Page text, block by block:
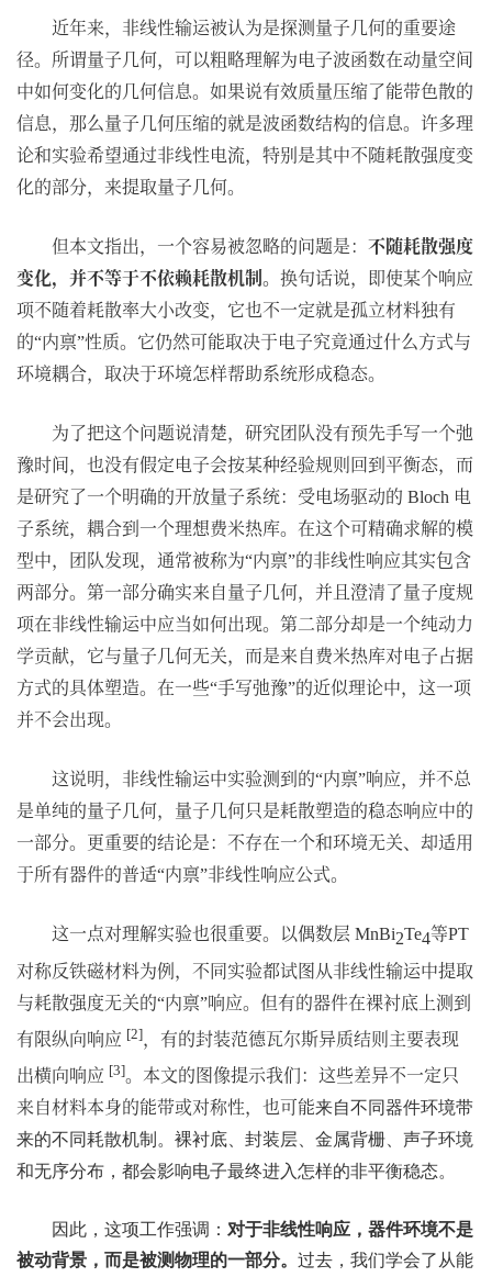
近年来，非线性输运被认为是探测量子几何的重要途
径。所谓量子几何，可以粗略理解为电子波函数在动量空间
中如何变化的几何信息。如果说有效质量压缩了能带色散的
信息，那么量子几何压缩的就是波函数结构的信息。许多理
论和实验希望通过非线性电流，特别是其中不随耗散强度变
化的部分，来提取量子几何。
但本文指出，一个容易被忽略的问题是： 不随耗散强度
变化，并不等于不依赖耗散机制。 换句话说，即使某个响应
项不随着耗散率大小改变，它也不一定就是孤立材料独有
的“内禀”性质。它仍然可能取决于电子究竟通过什么方式与
环境耦合，取决于环境怎样帮助系统形成稳态。
为了把这个问题说清楚，研究团队没有预先手写一个弛
豫时间，也没有假定电子会按某种经验规则回到平衡态，而
是研究了一个明确的开放量子系统：受电场驱动的 Bloch 电
子系统，耦合到一个理想费米热库。在这个可精确求解的模
型中，团队发现，通常被称为“内禀”的非线性响应其实包含
两部分。第一部分确实来自量子几何，并且澄清了量子度规
项在非线性输运中应当如何出现。第二部分却是一个纯动力
学贡献，它与量子几何无关，而是来自费米热库对电子占据
方式的具体塑造。在一些“手写弛豫”的近似理论中，这一项
并不会出现。
这说明，非线性输运中实验测到的“内禀”响应，并不总
是单纯的量子几何，量子几何只是耗散塑造的稳态响应中的
一部分。更重要的结论是：不存在一个和环境无关、却适用
于所有器件的普适“内禀”非线性响应公式。
这一点对理解实验也很重要。以偶数层 MnBi2Te4等PT
对称反铁磁材料为例，不同实验都试图从非线性输运中提取
与耗散强度无关的“内禀”响应。但有的器件在裸衬底上测到
有限纵向响应 [2]，有的封装范德瓦尔斯异质结则主要表现
出横向响应 [3]。本文的图像提示我们：这些差异不一定只
来自材料本身的能带或对称性，也可能来自不同器件环境带
来的不同耗散机制。裸衬底、封装层、金属背栅、声子环境
和无序分布，都会影响电子最终进入怎样的非平衡稳态。
因此，这项工作强调： 对于非线性响应，器件环境不是
被动背景，而是被测物理的一部分。 过去，我们学会了从能